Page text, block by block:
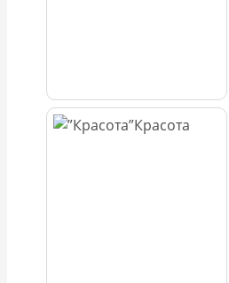
Красота